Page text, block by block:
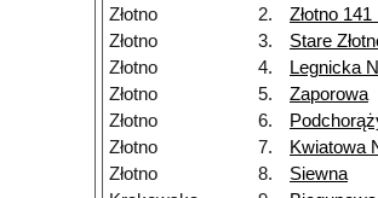
Złotno
2. Złotno 141
Złotno
3. Stare
Złotno
4. Legnicka
Złotno
5. Zaporowa
Złotno
6.
Złotno
7. Kwiatowa
Złotno
8. Siewna